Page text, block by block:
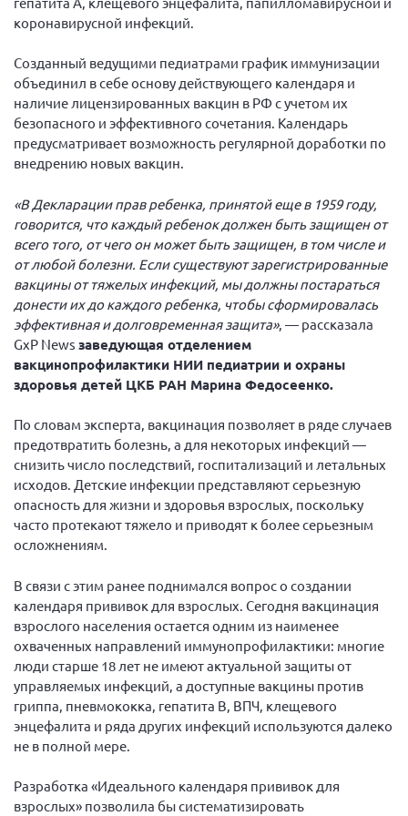
Кировская область
Краснодарский край
Красноярский край
Липецкая область
Ленинградская область
Московская область
Мурманская область
Нижегородская область
Новгородская область
Новосибирская область
Омская область
Оренбургская область
Республика Башкортостан
Республика Бурятия
Республика Карелия
Республика Калмыкия
Ростовская область
г. Санкт-Петербург
г. Севастополь
Самарская область СОРС
Самарская область ПРИЗМА
Самарская область СГОРС
Смоленская область
коронавирусной инфекций.
Созданный ведущими педиатрами график иммунизации
объединил в себе основу действующего календаря и
наличие лицензированных вакцин в РФ с учетом их
безопасного и эффективного сочетания. Календарь
предусматривает возможность регулярной доработки по
внедрению новых вакцин.
«В Декларации прав ребенка, принятой еще в 1959 году,
говорится, что каждый ребенок должен быть защищен от
всего того, от чего он может быть защищен, в том числе и
от любой болезни. Если существуют зарегистрированные
вакцины от тяжелых инфекций, мы должны постараться
донести их до каждого ребенка, чтобы сформировалась
эффективная и долговременная защита», — рассказала
GxP News заведующая отделением
вакцинопрофилактики НИИ педиатрии и охраны
здоровья детей ЦКБ РАН Марина Федосеенко.
По словам эксперта, вакцинация позволяет в ряде случаев
предотвратить болезнь, а для некоторых инфекций —
снизить число последствий, госпитализаций и летальных
исходов. Детские инфекции представляют серьезную
опасность для жизни и здоровья взрослых, поскольку
часто протекают тяжело и приводят к более серьезным
осложнениям.
В связи с этим ранее поднимался вопрос о создании
календаря прививок для взрослых. Сегодня вакцинация
взрослого населения остается одним из наименее
охваченных направлений иммунопрофилактики: многие
люди старше 18 лет не имеют актуальной защиты от
управляемых инфекций, а доступные вакцины против
гриппа, пневмококка, гепатита В, ВПЧ, клещевого
энцефалита и ряда других инфекций используются далеко
не в полной мере.
Разработка «Идеального календаря прививок для
взрослых» позволила бы систематизировать